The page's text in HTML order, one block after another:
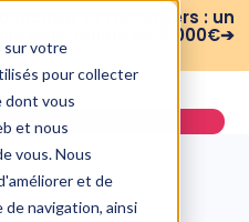
sur votre
pour collecter
dont vous
et nous
vous. Nous
et de
navigation, ainsi
et managers : un
pour moins de 3 000€➔
replay
démo